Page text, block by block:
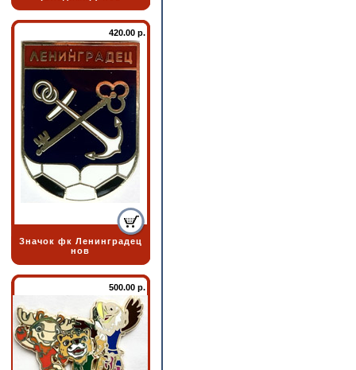
420.00 р.
Значок фк Ленинградец
нов
500.00 р.